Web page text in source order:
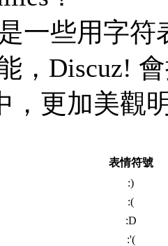
一些用字符
，Discuz!
，更加美觀
表情符號
:)
:(
:D
:'(